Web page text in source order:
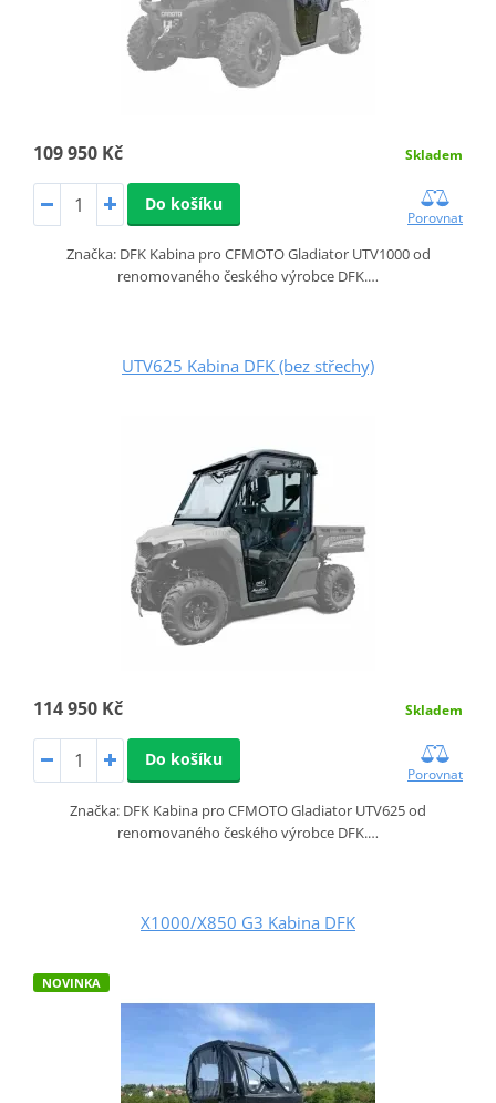
109 950 Kč Skladem
Do košíku
Porovnat
Značka: DFK Kabina pro CFMOTO Gladiator UTV1000 od
renomovaného českého výrobce DFK.…
UTV625 Kabina DFK (bez střechy)
114 950 Kč Skladem
Do košíku
Porovnat
Značka: DFK Kabina pro CFMOTO Gladiator UTV625 od
renomovaného českého výrobce DFK.…
X1000/X850 G3 Kabina DFK
NOVINKA